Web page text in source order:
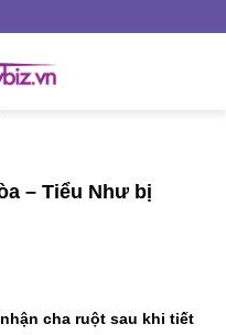
– Tiểu Như bị
cha ruột sau khi tiết